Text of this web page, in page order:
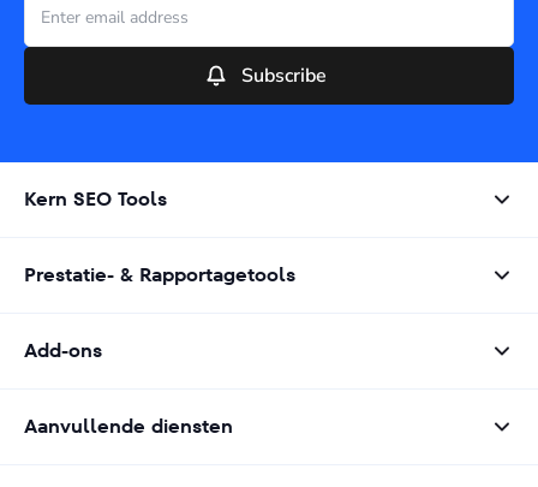
Subscribe
Kern SEO Tools
Prestatie- & Rapportagetools
Add-ons
Aanvullende diensten